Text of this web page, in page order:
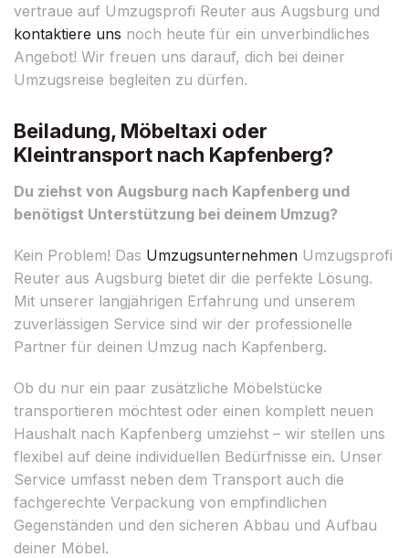
vertraue auf Umzugsprofi Reuter aus Augsburg und
kontaktiere uns noch heute für ein unverbindliches
Angebot! Wir freuen uns darauf, dich bei deiner
Umzugsreise begleiten zu dürfen.
Beiladung, Möbeltaxi oder
Kleintransport nach Kapfenberg?
Du ziehst von Augsburg nach Kapfenberg und
benötigst Unterstützung bei deinem Umzug?
Kein Problem! Das Umzugsunternehmen Umzugsprofi
Reuter aus Augsburg bietet dir die perfekte Lösung.
Mit unserer langjährigen Erfahrung und unserem
zuverlässigen Service sind wir der professionelle
Partner für deinen Umzug nach Kapfenberg.
Ob du nur ein paar zusätzliche Möbelstücke
transportieren möchtest oder einen komplett neuen
Haushalt nach Kapfenberg umziehst – wir stellen uns
flexibel auf deine individuellen Bedürfnisse ein. Unser
Service umfasst neben dem Transport auch die
fachgerechte Verpackung von empfindlichen
Gegenständen und den sicheren Abbau und Aufbau
deiner Möbel.